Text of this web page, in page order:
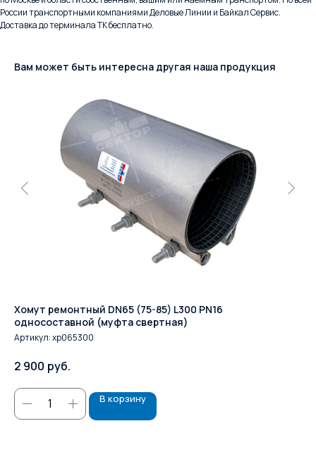
России транспортными компаниями Деловые Линии и Байкал Сервис.
Доставка до терминала ТК бесплатно.
Вам может быть интересна другая наша продукция
Хомут ремонтный DN65 (75-85) L300 PN16
односоставной (муфта свертная)
Артикул:хр065300
2 900 руб.
В корзину